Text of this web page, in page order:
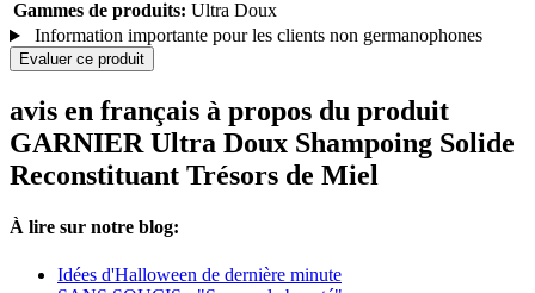
Gammes de produits: Ultra Doux
Information importante pour les clients non germanophones
Evaluer ce produit
avis en français à propos du produit
GARNIER Ultra Doux Shampoing Solide
Reconstituant Trésors de Miel
À lire sur notre blog:
Idées d'Halloween de dernière minute